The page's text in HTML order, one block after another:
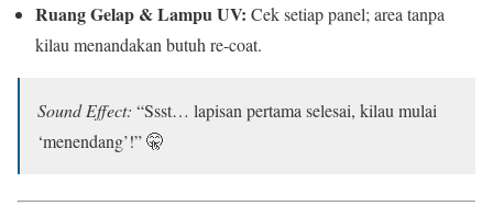
Ruang Gelap & Lampu UV: Cek setiap panel; area tanpa
kilau menandakan butuh re-coat.
Sound Effect: “Ssst… lapisan pertama selesai, kilau mulai
‘menendang’!” 🤫